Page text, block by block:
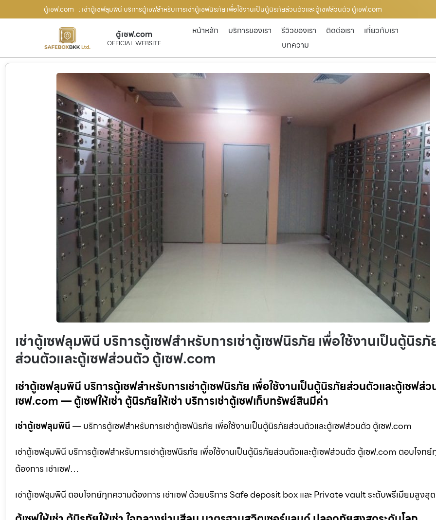
ตู้เซฟ.com : เช่าตู้เซฟลุมพินี บริการตู้เซฟสำหรับการเช่าตู้เซฟนิรภัย เพื่อใช้งานเป็นตู้นิรภัยส่วนตัวและตู้เซฟส่วนตัว ตู้เซฟ.com
ตู้เซฟ.com
OFFICIAL WEBSITE
หน้าหลัก บริการของเรา รีวิวของเรา ติดต่อเรา
เกี่ยวกับเรา
บทความ
เช่าตู้เซฟลุมพินี บริการตู้เซฟสำหรับการเช่าตู้เซฟนิรภัย เพื่อใช้งานเป็นตู้นิรภั
ส่วนตัวและตู้เซฟส่วนตัว ตู้เซฟ.com
เช่าตู้เซฟลุมพินี บริการตู้เซฟสำหรับการเช่าตู้เซฟนิรภัย เพื่อใช้งานเป็นตู้นิรภัยส่วนตัวและตู้เซฟส่
เซฟ.com — ตู้เซฟให้เช่า ตู้นิรภัยให้เช่า บริการเช่าตู้เซฟเก็บทรัพย์สินมีค่า
เช่าตู้เซฟลุมพินี— บริการตู้เซฟสำหรับการเช่าตู้เซฟนิรภัย เพื่อใช้งานเป็นตู้นิรภัยส่วนตัวและตู้เซฟส่วนตัว ตู้เซฟ.com
เช่าตู้เซฟลุมพินี บริการตู้เซฟสำหรับการเช่าตู้เซฟนิรภัย เพื่อใช้งานเป็นตู้นิรภัยส่วนตัวและตู้เซฟส่วนตัว ตู้เซฟ.com ตอบโจท
ต้องการ เช่าเซฟ…
เช่าตู้เซฟลุมพินี ตอบโจทย์ทุกความต้องการ เช่าเซฟ ด้วยบริการ Safe deposit box และ Private vault ระดับพรีเมียมสูงสุด